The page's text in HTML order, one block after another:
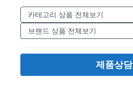
카테고리 상품 전체보기
브랜드 상품 전체보기
제품상담